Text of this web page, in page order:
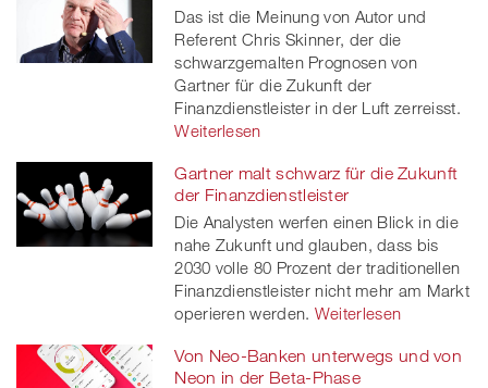
Das ist die Meinung von Autor und
Referent Chris Skinner, der die
schwarzgemalten Prognosen von
Gartner für die Zukunft der
Finanzdienstleister in der Luft zerreisst.
Weiterlesen
Gartner malt schwarz für die Zukunft
der Finanzdienstleister
Die Analysten werfen einen Blick in die
nahe Zukunft und glauben, dass bis
2030 volle 80 Prozent der traditionellen
Finanzdienstleister nicht mehr am Markt
operieren werden. Weiterlesen
Von Neo-Banken unterwegs und von
Neon in der Beta-Phase